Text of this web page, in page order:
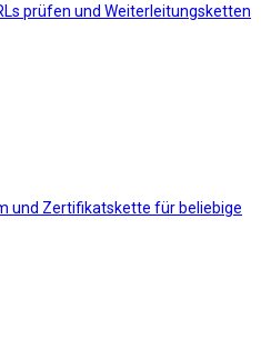
prüfen und Weiterleitungsketten
und Zertifikatskette für beliebige